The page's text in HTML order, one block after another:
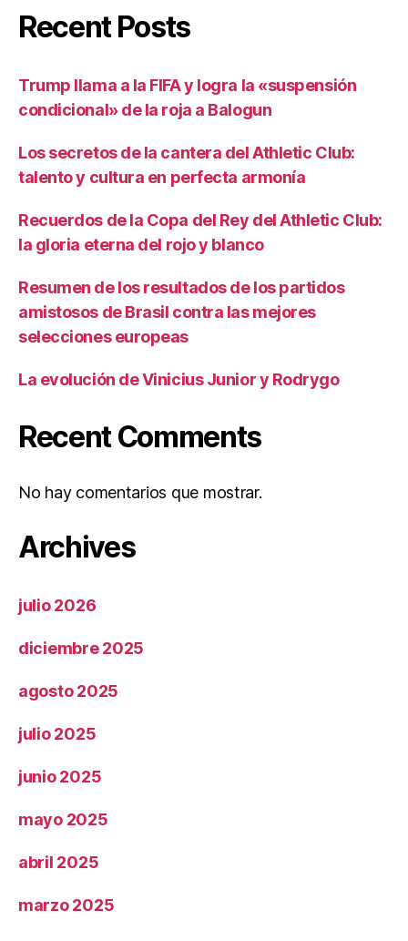
Recent Posts
Trump llama a la FIFA y logra la «suspensión
condicional» de la roja a Balogun
Los secretos de la cantera del Athletic Club:
talento y cultura en perfecta armonía
Recuerdos de la Copa del Rey del Athletic Club:
la gloria eterna del rojo y blanco
Resumen de los resultados de los partidos
amistosos de Brasil contra las mejores
selecciones europeas
La evolución de Vinicius Junior y Rodrygo
Recent Comments
No hay comentarios que mostrar.
Archives
julio 2026
diciembre 2025
agosto 2025
julio 2025
junio 2025
mayo 2025
abril 2025
marzo 2025